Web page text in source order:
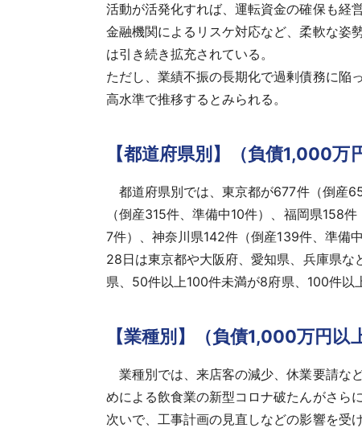
活動が活発化すれば、運転資金の確保も経
金融機関によるリスケ対応など、柔軟な姿
は引き続き拡充されている。
ただし、業績不振の長期化で過剰債務に陥
高水準で推移するとみられる。
【都道府県別】（負債1,000
都道府県別では、東京都が677件（倒産
（倒産315件、準備中10件）、福岡県158
7件）、神奈川県142件（倒産139件、準備
28日は東京都や大阪府、愛知県、兵庫県
県、50件以上100件未満が8府県、100件以
【業種別】（負債1,000万円
業種別では、来店客の減少、休業要請な
めによる飲食業の新型コロナ破たんがさら
次いで、工事計画の見直しなどの影響を受